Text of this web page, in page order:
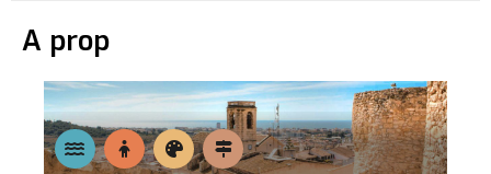
A prop